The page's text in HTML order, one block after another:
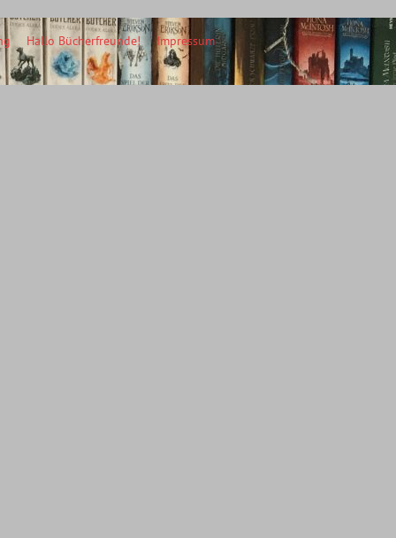
Hallo Bücherfreunde! Impressum